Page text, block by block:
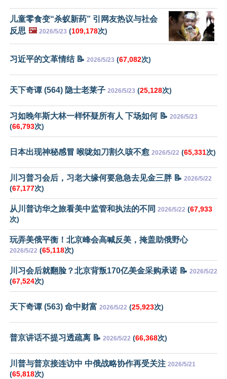
儿童零食变“杀蚁新药” 引网友热议与社会
反思 🖼️ 2026/5/23 (109,178次)
习近平的文革情结 📝 2026/5/23 (67,082次)
天下奇谭 (564) 隐士老莱子 2026/5/23 (25,128次)
习如晚年斯大林一样怀疑所有人 下场如何 📝 2026/5/23
(66,793次)
日本出现神秘感冒 喉咙如刀割久咳不愈 2026/5/22 (65,331次)
川习普习会后，习老大缘何要急急去见金三胖 📝 2026/5/22
(67,177次)
从川普访华之旅看美中监管和执法的不同 2026/5/22 (67,933
次)
玩弄美俄平衡！北京峰会高喊反美，掩盖助俄野心
2026/5/22 (65,118次)
川习会后就翻脸？北京背叛170亿美金采购承诺 📝 2026/5/22
(67,524次)
天下奇谭 (563) 命中财富 2026/5/22 (25,923次)
普京讲话不提习透疏离 📝 2026/5/22 (66,368次)
川普与普京接连访中 中俄战略协作再受关注 2026/5/21
(65,818次)